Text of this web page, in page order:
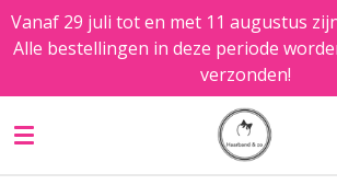
Ga
direct
de
hoofdinhoud
Vanaf 29 juli tot en met 11 augustus
Alle bestellingen in deze periode
verzonden!